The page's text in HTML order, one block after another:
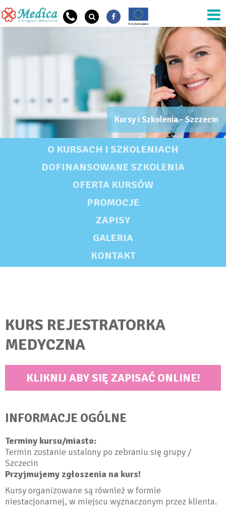
Przejdź do treści
OG Szkoła Nazwa
Kursy i Szkolenia - Szczecin
O KURSACH I SZKOLENIACH
DOFINANSOWANE SZKOLENIA
OFERTA KURSÓW
PROMOCJE
ZAPISY
GALERIA
KONTAKT
KURS REJESTRATORKA
MEDYCZNA
KLIKNIJ ABY SIĘ ZAPISAĆ ONLINE!
INFORMACJE OGÓLNE
Terminy kursu/miasto:
Termin zostanie ustalony po zebraniu się grupy /
Szczecin
Przyjmujemy zgłoszenia na kurs!
Kursy organizowane są również w formie
niestacjonarnej, w miejscu wyznaczonym przez klienta.